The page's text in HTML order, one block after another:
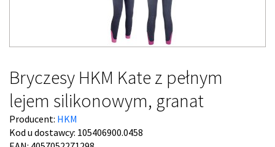
Bryczesy HKM Kate z pełnym
lejem silikonowym, granat
Producent: HKM
Kod u dostawcy: 105406900.0458